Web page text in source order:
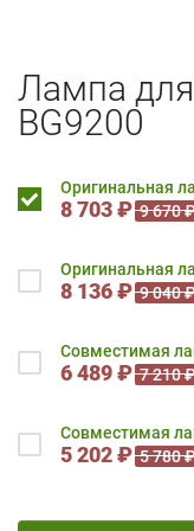
Лампа
BG9200
Оригинальная
8 703 ₽ 9 670
Оригинальная
8 136 ₽ 9 040
Совместимая
6 489 ₽ 7 210
Совместимая
5 202 ₽ 5 780